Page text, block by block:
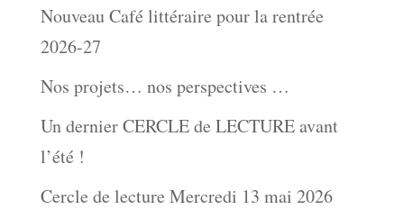
Nouveau Café littéraire pour la rentrée
2026-27
Nos projets… nos perspectives …
Un dernier CERCLE de LECTURE avant
l’été !
Cercle de lecture Mercredi 13 mai 2026